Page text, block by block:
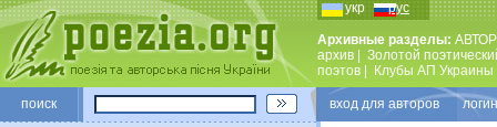
укр рус
Архивные разделы:
архив
Золотой
поэтов
Клубы АП Украины
поиск вход для авторов